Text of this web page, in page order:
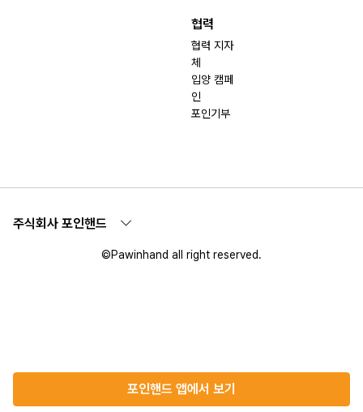
포인핸드 앱에서 보기
협력
협력 지자
체
입양 캠페
인
포인기부
주식회사 포인핸드
©Pawinhand all right reserved.